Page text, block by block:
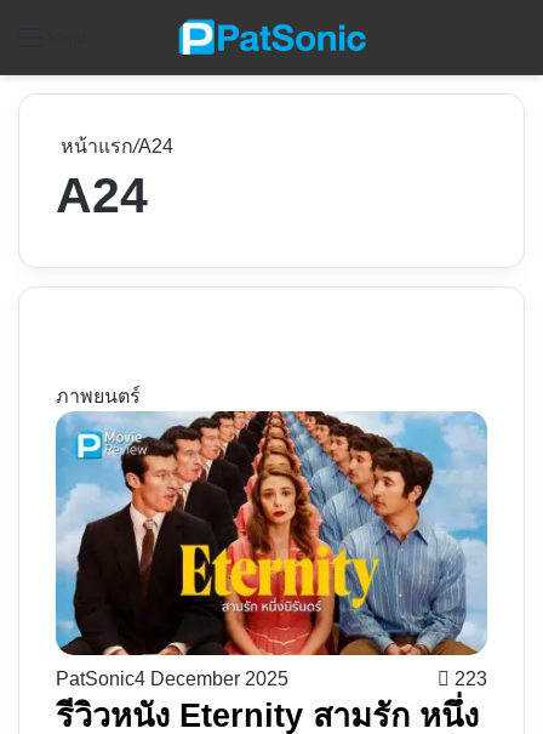
หน้าแรก/A24
A24
ภาพยนตร์
PatSonic4 December 2025 223
รีวิวหนัง Eternity สามรัก หนึ่ง